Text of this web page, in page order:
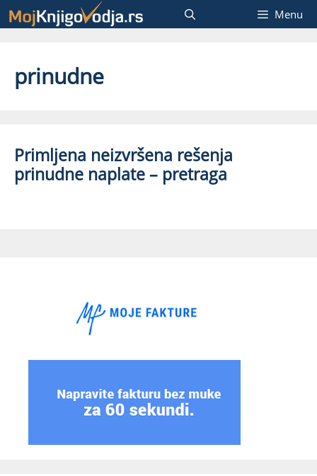
Skip
to
Menu
prinudne
Primljena neizvršena rešenja
prinudne naplate – pretraga